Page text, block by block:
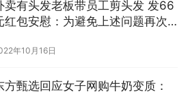
卖有头发老板带员工剪头发 发66
红包安慰：为避免上述问题再次
年10月16日
方甄选回应女子网购牛奶变质：